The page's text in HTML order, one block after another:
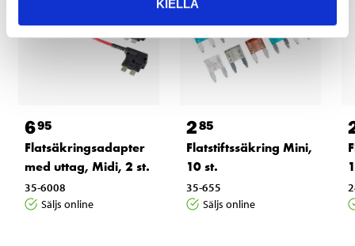
KIELLÄ
695
Flatsäkringsadapter
med uttag, Midi, 2 st.
35-6008
Säljs online
285
Flatstiftssäkring Mini,
10 st.
35-655
Säljs online